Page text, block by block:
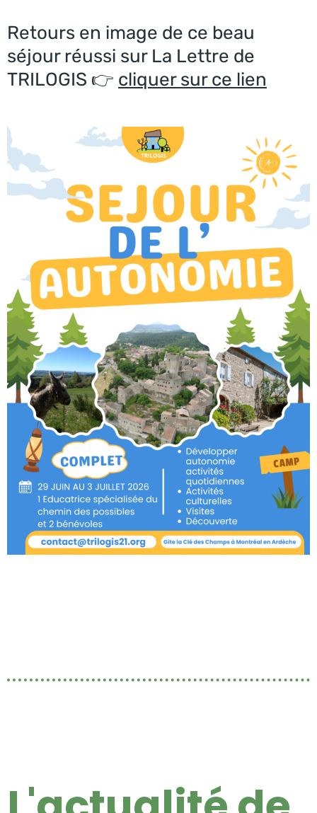
Retours en image de ce beau
séjour réussi sur La Lettre de
TRILOGIS 👉 cliquer sur ce lien